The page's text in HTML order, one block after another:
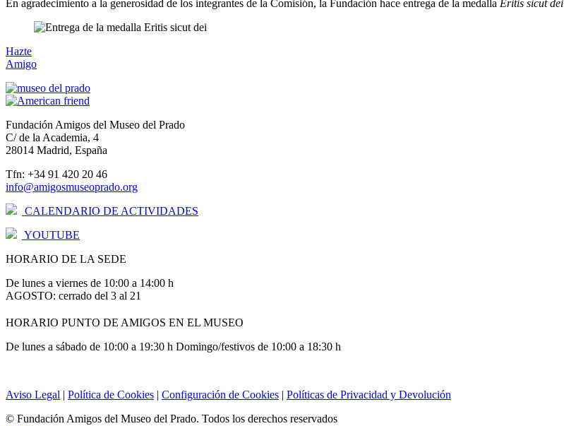
En agradecimiento a la generosidad de los integrantes de la Comisión, la Fundación hace entrega de la medalla Eritis sicut dei
Hazte
Amigo
Fundación Amigos del Museo del Prado
C/ de la Academia, 4
28014 Madrid, España
Tfn: +34 91 420 20 46
info@amigosmuseoprado.org
CALENDARIO DE ACTIVIDADES
YOUTUBE
HORARIO DE LA SEDE
De lunes a viernes de 10:00 a 14:00 h
AGOSTO: cerrado del 3 al 21
HORARIO PUNTO DE AMIGOS EN EL MUSEO
De lunes a sábado de 10:00 a 19:30 h Domingo/festivos de 10:00 a 18:30 h
Aviso Legal | Política de Cookies | Configuración de Cookies | Políticas de Privacidad y Devolución
© Fundación Amigos del Museo del Prado. Todos los derechos reservados